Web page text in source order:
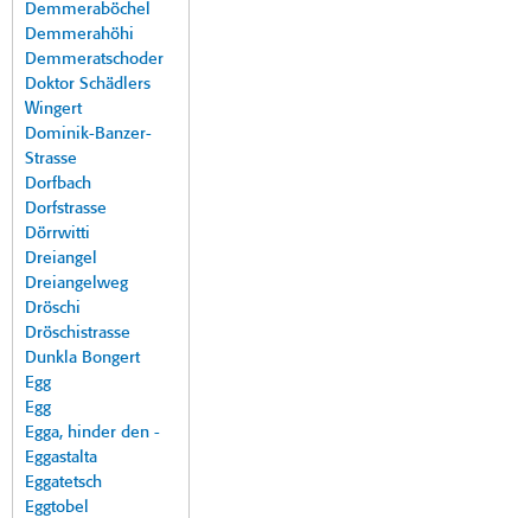
Demmeraböchel
Demmerahöhi
Demmeratschoder
Doktor Schädlers
Wingert
Dominik-Banzer-
Strasse
Dorfbach
Dorfstrasse
Dörrwitti
Dreiangel
Dreiangelweg
Dröschi
Dröschistrasse
Dunkla Bongert
Egg
Egg
Egga, hinder den -
Eggastalta
Eggatetsch
Eggtobel